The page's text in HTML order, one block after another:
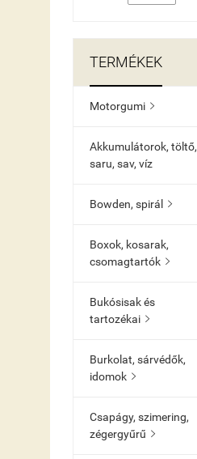
TERMÉKEK
Motorgumi 
Akkumulátorok, töltő,
saru, sav, víz
Bowden, spirál 
Boxok, kosarak,
csomagtartók 
Bukósisak és
tartozékai 
Burkolat, sárvédők,
idomok 
Csapágy, szimering,
zégergyűrű 